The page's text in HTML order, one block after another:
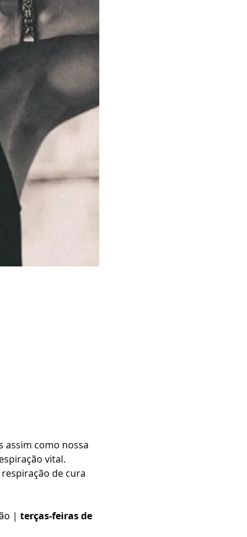
assim como nossa
vital.
de cura
| terças-feiras de